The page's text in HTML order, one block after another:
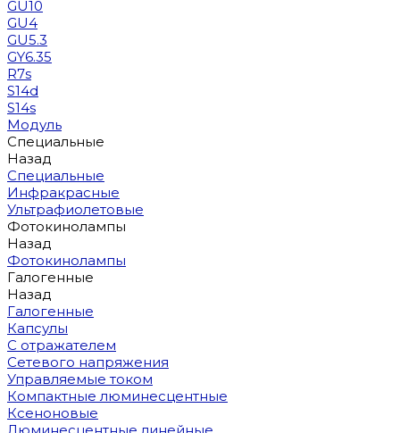
GU10
GU4
GU5.3
GY6.35
R7s
S14d
S14s
Модуль
Специальные
Назад
Специальные
Инфракрасные
Ультрафиолетовые
Фотокинолампы
Назад
Фотокинолампы
Галогенные
Назад
Галогенные
Капсулы
С отражателем
Сетевого напряжения
Управляемые током
Компактные люминесцентные
Ксеноновые